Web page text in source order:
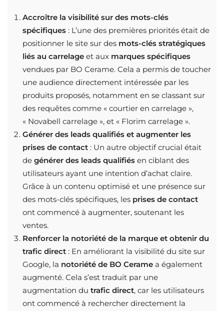
Accroître la visibilité sur des mots-clés
spécifiques : L’une des premières priorités était de
positionner le site sur des mots-clés stratégiques
liés au carrelage et aux marques spécifiques
vendues par BO Cerame. Cela a permis de toucher
une audience directement intéressée par les
produits proposés, notamment en se classant sur
des requêtes comme « courtier en carrelage »,
« Novabell carrelage », et « Florim carrelage ».
Générer des leads qualifiés et augmenter les
prises de contact : Un autre objectif crucial était
de générer des leads qualifiés en ciblant des
utilisateurs ayant une intention d’achat claire.
Grâce à un contenu optimisé et une présence sur
des mots-clés spécifiques, les prises de contact
ont commencé à augmenter, soutenant les
ventes.
Renforcer la notoriété de la marque et obtenir du
trafic direct : En améliorant la visibilité du site sur
Google, la notoriété de BO Cerame a également
augmenté. Cela s’est traduit par une
augmentation du trafic direct, car les utilisateurs
ont commencé à rechercher directement la